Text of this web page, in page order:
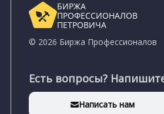
БИРЖА
ПРОФЕССИОНАЛОВ
ПЕТРОВИЧА
© 2026 Биржа Профессионалов
Есть вопросы?
Написать нам